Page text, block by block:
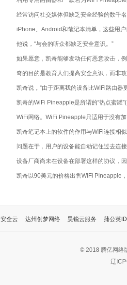
经常访问社交媒体但缺乏安全经验的数千
iPhone、Android和笔记本清单，这些用
他说，“与会的听众都缺乏安全意识。”
如果愿意，凯奇能够发动任何恶意攻击，
奇的目的是教育人们提高安全意识，而非
凯奇说，“由于距离我的设备比WiFi路由
凯奇的WiFi Pineapple是所谓的“热点蜜罐
WiFi网络。WiFi Pineapple只适用于没有
凯奇笔记本上的软件的作用与WiFi连接相
问题在于，用户的设备能自动记住过去连
设备厂商尚未在设备在部署这样的协议，
凯奇以90美元的价格出售WiFi Pineapple
安全云 达州创梦网络 昊锐云服务 蒲公英
© 2018 腾亿网络
辽